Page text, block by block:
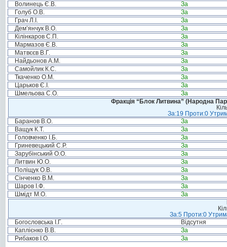
Волинець Є.В.
За
Голуб О.В.
За
Грач Л.І.
За
Дем’янчук В.О.
За
Кілінкаров С.П.
За
Мармазов Є.В.
За
Матвєєв В.Г.
За
Найдьонов А.М.
За
Самойлик К.С.
За
Ткаченко О.М.
За
Царьков Є.І.
За
Шмельова С.О.
За
Фракція “Блок Литвина” (Народна
За:19 Проти:0
Баранов В.О.
За
Ващук К.Т.
За
Головченко І.Б.
За
Гриневецький С.Р.
За
Зарубінський О.О.
За
Литвин Ю.О.
За
Поліщук О.В.
За
Сінченко В.М.
За
Шаров І.Ф.
За
Шмідт М.О.
За
За:5 Проти:0
Богословська І.Г.
Відсутня
Каплієнко В.В.
За
Рибаков І.О.
За